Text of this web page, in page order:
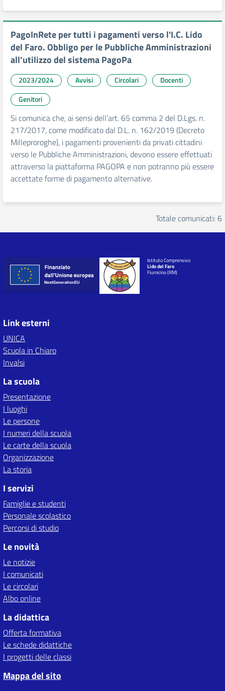
PagoInRete per tutti i pagamenti verso l'I.C. Lido
del Faro. Obbligo per le Pubbliche Amministrazioni
all’utilizzo del sistema PagoPa
2023/2024 Avvisi Circolari
Docenti
Genitori
Si comunica che, ai sensi dell’art. 65 comma 2 del D.Lgs. n.
217/2017, come modificato dal D.L. n. 162/2019 (Decreto
Milleproroghe), i pagamenti provenienti da privati cittadini
verso le Pubbliche Amministrazioni, devono essere effettuati
attraverso la piattaforma PAGOPA e non potranno più essere
accettate forme di pagamento alternative.
Totale comunicati: 6
Istituto Comprensivo
Lido del Faro
Fiumicino (RM)
Link esterni
UNICA
Scuola in Chiaro
Invalsi
La scuola
Presentazione
I luoghi
Le persone
I numeri della scuola
Le carte della scuola
Organizzazione
La storia
I servizi
Famiglie e studenti
Personale scolastico
Percorsi di studio
Le novità
Le notizie
I comunicati
Le circolari
Albo online
La didattica
Offerta formativa
Le schede didattiche
I progetti delle classi
Mappa del sito